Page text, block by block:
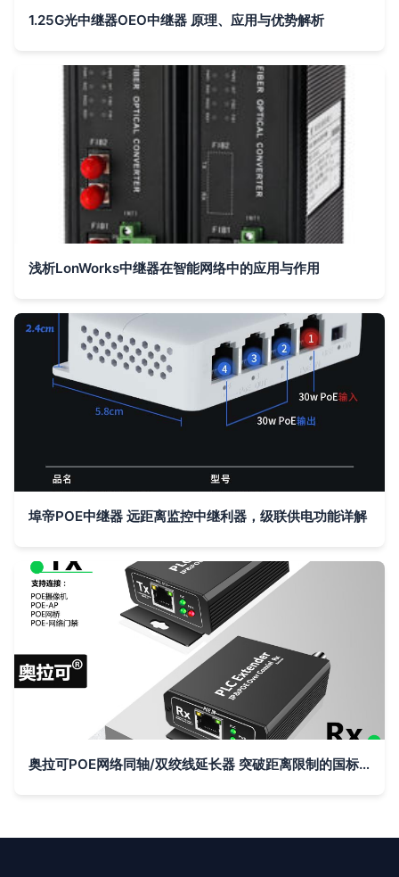
1.25G光中继器OEO中继器 原理、应用与优势解析
浅析LonWorks中继器在智能网络中的应用与作用
埠帝POE中继器 远距离监控中继利器，级联供电功能详解
奥拉可POE网络同轴/双绞线延长器 突破距离限制的国标神器